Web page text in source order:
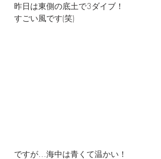
昨日は東側の底土で3ダイブ！
すごい風です(笑)
ですが…海中は青くて温かい！